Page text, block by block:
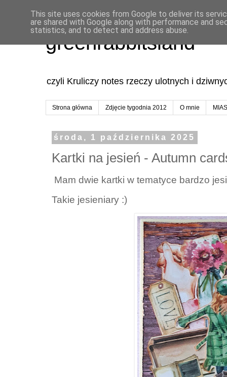
greenrabbitsland
czyli Kruliczy notes rzeczy ulotnych i
Strona główna Zdjęcie tygodnia 2012 O mnie
środa, 1 października 2025
Kartki na jesień - Autumn
Mam dwie kartki w tematyce bardzo
Takie jesieniary :)
This site uses cookies from Google to deliver its
are shared with Google along with performance and
statistics, and to detect and address abuse.